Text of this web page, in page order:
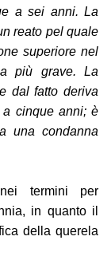
a sei anni. La
reato pel quale
superiore nel
più grave. La
dal fatto deriva
a cinque anni; è
una condanna
termini per
in quanto il
della querela